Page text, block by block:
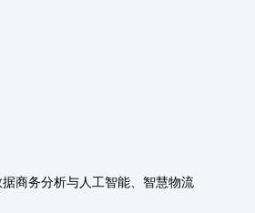
商务分析与人工智能、智慧物流